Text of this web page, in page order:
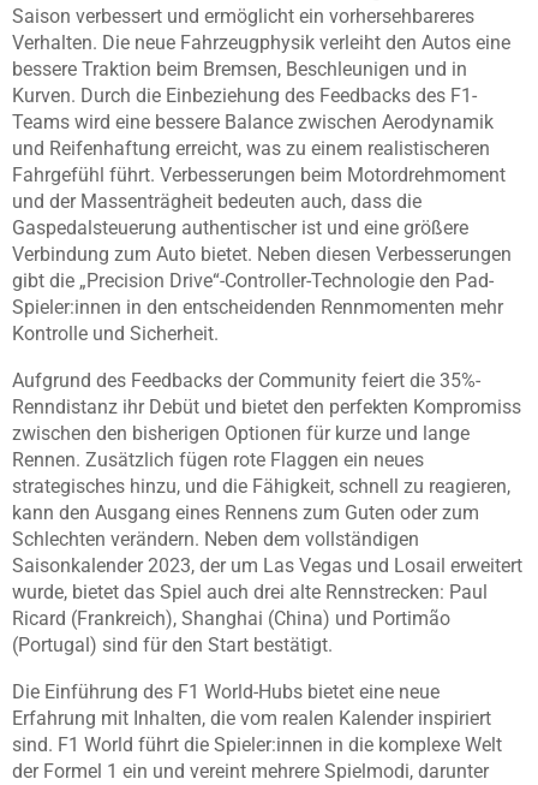
Saison verbessert und ermöglicht ein vorhersehbareres
Verhalten. Die neue Fahrzeugphysik verleiht den Autos eine
bessere Traktion beim Bremsen, Beschleunigen und in
Kurven. Durch die Einbeziehung des Feedbacks des F1-
Teams wird eine bessere Balance zwischen Aerodynamik
und Reifenhaftung erreicht, was zu einem realistischeren
Fahrgefühl führt. Verbesserungen beim Motordrehmoment
und der Massenträgheit bedeuten auch, dass die
Gaspedalsteuerung authentischer ist und eine größere
Verbindung zum Auto bietet. Neben diesen Verbesserungen
gibt die „Precision Drive“-Controller-Technologie den Pad-
Spieler:innen in den entscheidenden Rennmomenten mehr
Kontrolle und Sicherheit.
Aufgrund des Feedbacks der Community feiert die 35%-
Renndistanz ihr Debüt und bietet den perfekten Kompromiss
zwischen den bisherigen Optionen für kurze und lange
Rennen. Zusätzlich fügen rote Flaggen ein neues
strategisches hinzu, und die Fähigkeit, schnell zu reagieren,
kann den Ausgang eines Rennens zum Guten oder zum
Schlechten verändern. Neben dem vollständigen
Saisonkalender 2023, der um Las Vegas und Losail erweitert
wurde, bietet das Spiel auch drei alte Rennstrecken: Paul
Ricard (Frankreich), Shanghai (China) und Portimão
(Portugal) sind für den Start bestätigt.
Die Einführung des F1 World-Hubs bietet eine neue
Erfahrung mit Inhalten, die vom realen Kalender inspiriert
sind. F1 World führt die Spieler:innen in die komplexe Welt
der Formel 1 ein und vereint mehrere Spielmodi, darunter